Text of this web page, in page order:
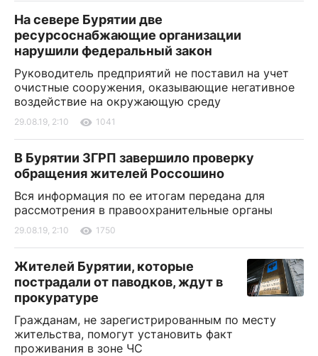
На севере Бурятии две
ресурсоснабжающие организации
нарушили федеральный закон
Руководитель предприятий не поставил на учет
очистные сооружения, оказывающие негативное
воздействие на окружающую среду
29.08.19, 2:10 1041
В Бурятии ЗГРП завершило проверку
обращения жителей Россошино
Вся информация по ее итогам передана для
рассмотрения в правоохранительные органы
29.08.19, 2:10 1750
Жителей Бурятии, которые
пострадали от паводков, ждут в
прокуратуре
Гражданам, не зарегистрированным по месту
жительства, помогут установить факт
проживания в зоне ЧС